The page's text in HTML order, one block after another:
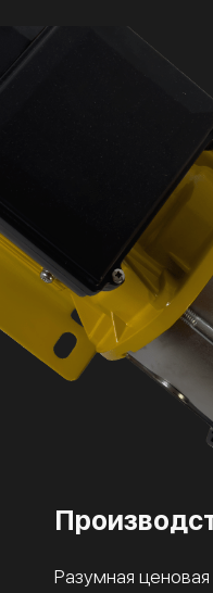
Разумная